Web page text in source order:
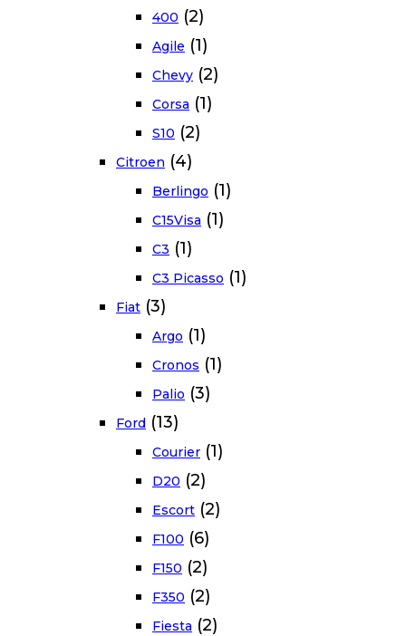
400 (2)
Agile (1)
Chevy (2)
Corsa (1)
S10 (2)
Citroen (4)
Berlingo (1)
C15Visa (1)
C3 (1)
C3 Picasso (1)
Fiat (3)
Argo (1)
Cronos (1)
Palio (3)
Ford (13)
Courier (1)
D20 (2)
Escort (2)
F100 (6)
F150 (2)
F350 (2)
Fiesta (2)